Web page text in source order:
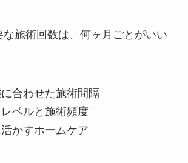
施術回数は、何ヶ月ごとがいい
合わせた施術間隔
ベルと施術頻度
かすホームケア